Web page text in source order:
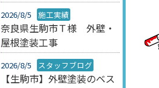
2026/8/5 施工実績
奈良県生駒市Ｔ様 外壁・
屋根塗装工事
2026/8/5 スタッフブログ
【生駒市】外壁塗装のベス